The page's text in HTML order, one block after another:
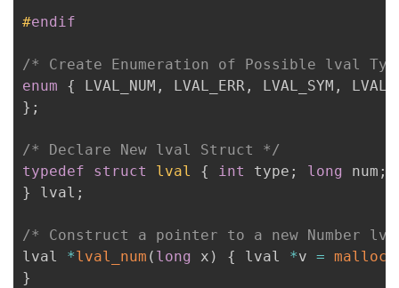
#endif
/* Create Enumeration of Possible lval
enum
{ LVAL_NUM , LVAL_ERR , LVAL_SYM ,
} ;
/* Declare New lval Struct */
typedef
struct lval { int type ; long num ;
}
lval ;
/* Construct a pointer to a new Number
lval *lval_num ( long x ) { lval *v = malloc
}